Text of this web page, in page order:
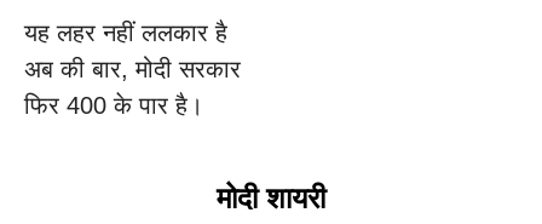
यह लहर नहीं ललकार है
अब की बार, मोदी सरकार
फिर 400 के पार है।
मोदी शायरी